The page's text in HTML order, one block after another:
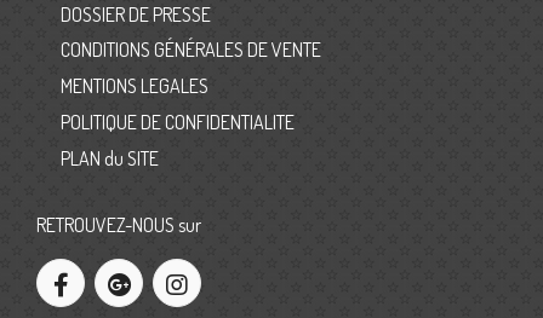
DOSSIER DE PRESSE
CONDITIONS GÉNÉRALES DE VENTE
MENTIONS LEGALES
POLITIQUE DE CONFIDENTIALITE
PLAN du SITE
RETROUVEZ-NOUS sur